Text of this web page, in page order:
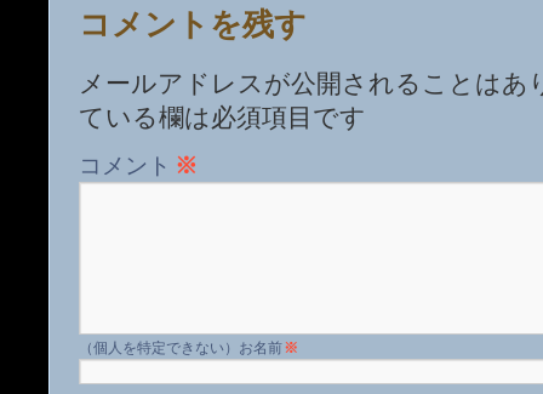
コメントを残す
メールアドレスが公開されることはあ
ている欄は必須項目です
コメント ※
名前※